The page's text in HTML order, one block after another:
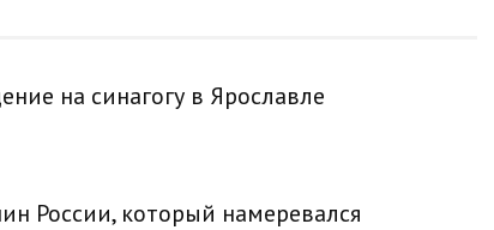
России, который намеревался